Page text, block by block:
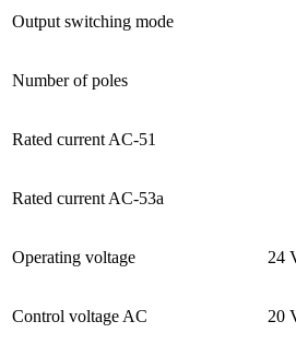
Output switching mode
Number of poles
Rated current AC-51
Rated current AC-53a
Operating voltage 24
Control voltage AC 20